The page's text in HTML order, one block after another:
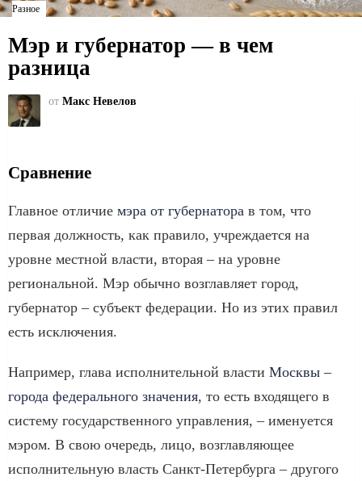
Разное
Мэр и губернатор — в чем
разница
от Макс Невелов
Сравнение
Главное отличие мэра от губернатора в том, что
первая должность, как правило, учреждается на
уровне местной власти, вторая – на уровне
региональной. Мэр обычно возглавляет город,
губернатор – субъект федерации. Но из этих правил
есть исключения.
Например, глава исполнительной власти Москвы –
города федерального значения, то есть входящего в
систему государственного управления, – именуется
мэром. В свою очередь, лицо, возглавляющее
исполнительную власть Санкт-Петербурга – другого